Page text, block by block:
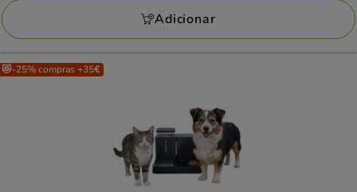
avaliações
a
35.99€
Adicionar
😻-25% compras +35€